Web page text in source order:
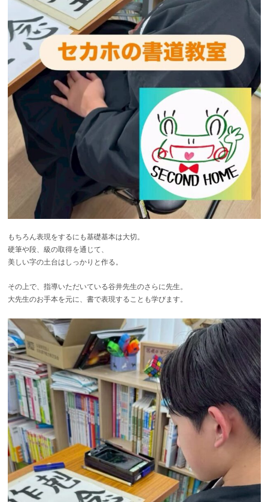
もちろん表現をするにも基礎基本は大切。
硬筆や段、級の取得を通じて、
美しい字の土台はしっかりと作る。
その上で、指導いただいている谷井先生のさらに先生。
大先生のお手本を元に、書で表現することも学びます。